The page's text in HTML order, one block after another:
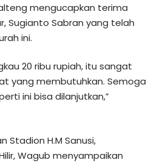
mengucapkan terima
Sugianto Sabran yang telah
ini.
20 ribu rupiah, itu sangat
yang membutuhkan. Semoga
ini bisa dilanjutkan,”
Stadion H.M Sanusi,
Wagub menyampaikan